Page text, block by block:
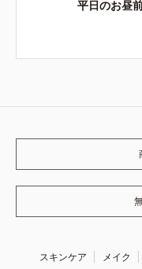
平日のお昼
スキンケア メイク